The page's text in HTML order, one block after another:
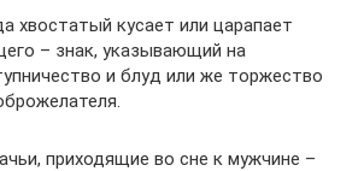
хвостатый кусает или царапает
– знак, указывающий на
и блуд или же торжество
приходящие во сне к мужчине –